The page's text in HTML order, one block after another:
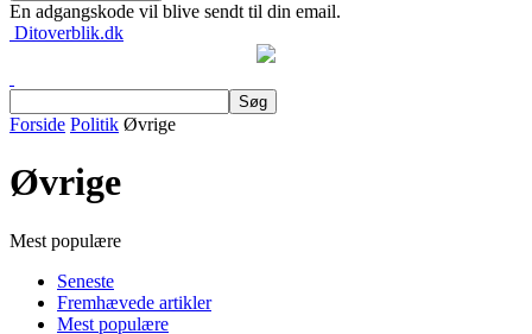
En adgangskode vil blive sendt til din email.
Ditoverblik.dk
Forside Politik Øvrige
Øvrige
Mest populære
Seneste
Fremhævede artikler
Mest populære